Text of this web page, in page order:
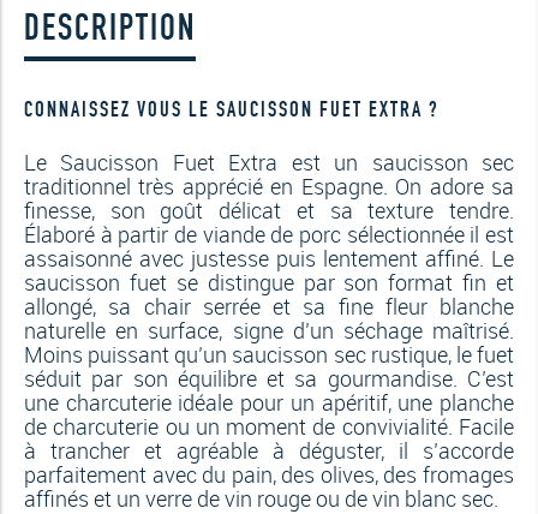
DESCRIPTION
CONNAISSEZ VOUS LE SAUCISSON FUET EXTRA ?
Le Saucisson Fuet Extra est un saucisson sec
traditionnel très apprécié en Espagne. On adore sa
finesse, son goût délicat et sa texture tendre.
Élaboré à partir de viande de porc sélectionnée il est
assaisonné avec justesse puis lentement affiné. Le
saucisson fuetse distingue par son format fin et
allongé, sa chair serrée et sa fine fleur blanche
naturelle en surface, signe d’un séchage maîtrisé.
Moins puissant qu’un saucisson sec rustique, le fuet
séduit par son équilibre et sa gourmandise. C’est
une charcuterie idéale pour un apéritif, une planche
de charcuterie ou un moment de convivialité. Facile
à trancher et agréable à déguster, il s’accorde
parfaitement avec du pain, des olives, des fromages
affinés et un verre de vin rouge ou de vin blanc sec.